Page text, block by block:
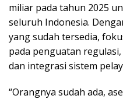
miliar pada tahun 2025
seluruh Indonesia.
yang sudah tersedia,
pada penguatan
dan integrasi sistem
“Orangnya sudah ada,